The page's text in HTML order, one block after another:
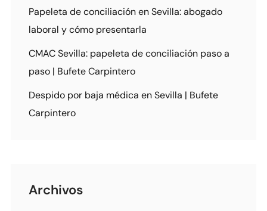
Papeleta de conciliación en Sevilla: abogado
laboral y cómo presentarla
CMAC Sevilla: papeleta de conciliación paso a
paso | Bufete Carpintero
Despido por baja médica en Sevilla | Bufete
Carpintero
Archivos